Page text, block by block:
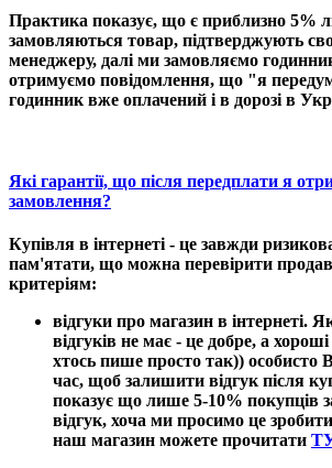
Практика показує, що є приблизно 5%
замовляються товар, підтверджують
менеджеру, далі ми замовляємо
отримуємо повідомлення, що "я
годинник вже оплачений і в дорозі в
Які гарантії, що після передплати я
замовлення?
Купівля в інтернеті - це завжди
пам'ятати, що можна перевірити
критеріям:
відгуки про магазин в інтернеті.
відгуків не має - це добре, а хороші
хтось пише просто так)) особисто
час, щоб залишити відгук після
показує що лише 5-10% покупців
відгук, хоча ми просимо це
наш магазин можете прочитати